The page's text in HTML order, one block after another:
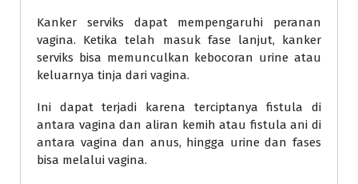
Kanker serviks dapat mempengaruhi peranan
vagina. Ketika telah masuk fase lanjut, kanker
serviks bisa memunculkan kebocoran urine atau
keluarnya tinja dari vagina.
Ini dapat terjadi karena terciptanya fistula di
antara vagina dan aliran kemih atau fistula ani di
antara vagina dan anus, hingga urine dan fases
bisa melalui vagina.